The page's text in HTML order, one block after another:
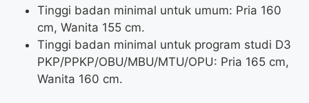
Tinggi badan minimal untuk umum: Pria 160
cm, Wanita 155 cm.
Tinggi badan minimal untuk program studi D3
PKP/PPKP/OBU/MBU/MTU/OPU: Pria 165 cm,
Wanita 160 cm.